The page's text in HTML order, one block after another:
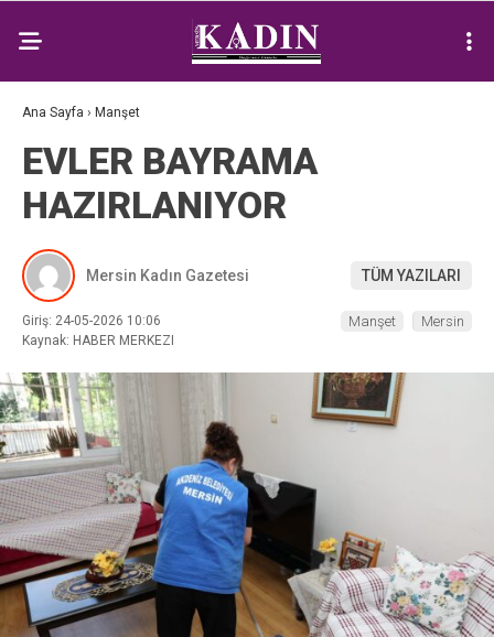
Ana Sayfa › Manşet
EVLER BAYRAMA
HAZIRLANIYOR
Mersin Kadın Gazetesi TÜM YAZILARI
Giriş: 24-05-2026 10:06
Kaynak: HABER MERKEZI
Manşet Mersin